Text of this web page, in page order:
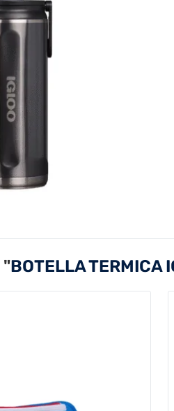
"BOTELLA TERMICA